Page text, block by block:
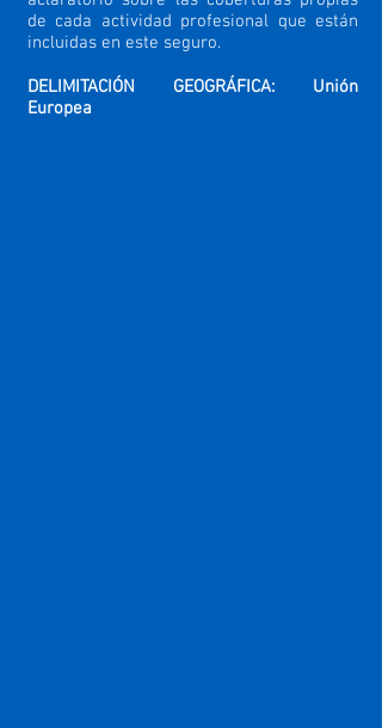
de cada actividad profesional que están
incluidas en este seguro.
DELIMITACIÓN GEOGRÁFICA: Unión
Europea